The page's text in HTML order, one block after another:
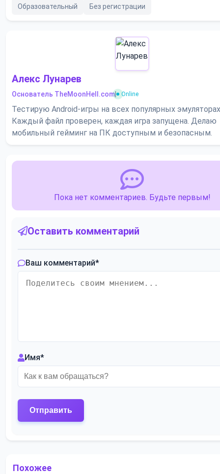
Образовательный Без регистрации
Алекс Лунарев
Основатель TheMoonHell.com Online
Тестирую Android-игры на всех популярных
Каждый файл проверен, каждая игра запущена. Делаю
мобильный гейминг на ПК доступным и безопасным.
Пока нет комментариев. Будьте первым!
Оставить комментарий
Ваш комментарий*
Имя*
Похожее